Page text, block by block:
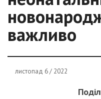
важливо
листопад 6 / 2022